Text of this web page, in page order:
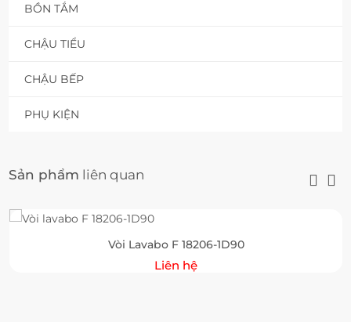
BỒN TẮM
CHẬU TIỂU
CHẬU BẾP
PHỤ KIỆN
Sản phẩm liên quan
Vòi Lavabo F 18206-1D90
Liên hệ